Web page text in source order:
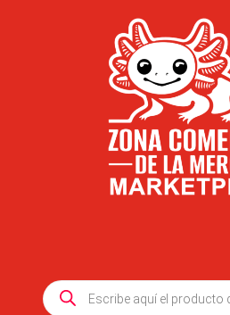
Products
search